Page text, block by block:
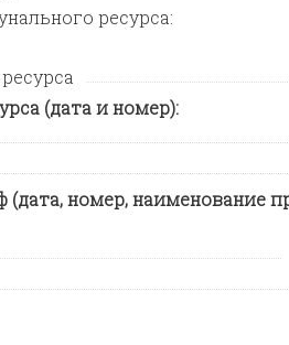
ресурса:
(дата и номер):
номер, наименование